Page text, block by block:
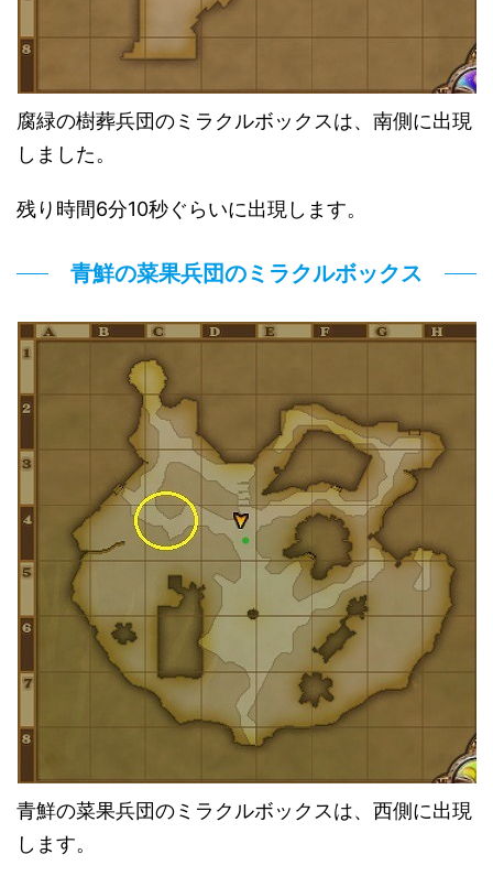
腐緑の樹葬兵団のミラクルボックスは、南側に出現
しました。
残り時間6分10秒ぐらいに出現します。
青鮮の菜果兵団のミラクルボックス
青鮮の菜果兵団のミラクルボックスは、西側に出現
します。